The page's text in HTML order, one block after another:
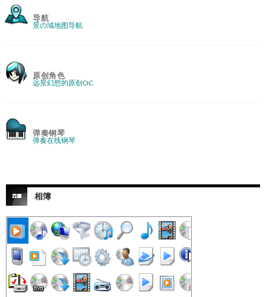
导航
景の域地图导航
原创角色
远景幻想的原创OC
弹奏钢琴
弹奏在线钢琴
相簿